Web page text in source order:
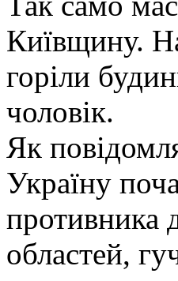
Київщину.
горіли
чоловік.
Як
Україну
противника
областей,